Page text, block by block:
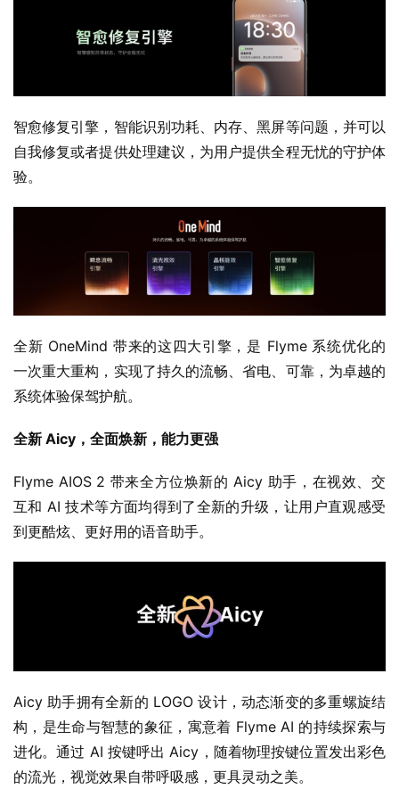
智愈修复引擎，智能识别功耗、内存、黑屏等问题，并可以
自我修复或者提供处理建议，为用户提供全程无忧的守护体
验。
全新 OneMind 带来的这四大引擎，是 Flyme 系统优化的
一次重大重构，实现了持久的流畅、省电、可靠，为卓越的
系统体验保驾护航。
全新 Aicy，全面焕新，能力更强
Flyme AIOS 2 带来全方位焕新的 Aicy 助手，在视效、交
互和 AI 技术等方面均得到了全新的升级，让用户直观感受
到更酷炫、更好用的语音助手。
Aicy 助手拥有全新的 LOGO 设计，动态渐变的多重螺旋结
构，是生命与智慧的象征，寓意着 Flyme AI 的持续探索与
进化。通过 AI 按键呼出 Aicy，随着物理按键位置发出彩色
的流光，视觉效果自带呼吸感，更具灵动之美。